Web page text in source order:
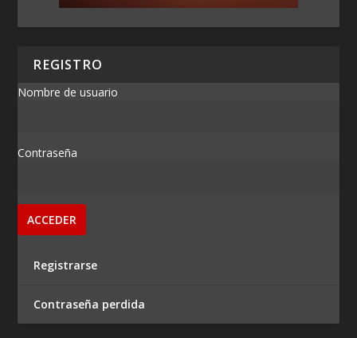
REGISTRO
Nombre de usuario
Contraseña
Registrarse
Contraseña perdida